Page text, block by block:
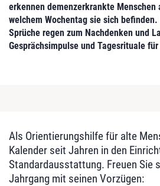
erkennen demenzerkrankte Menschen
welchem Wochentag sie sich
Sprüche regen zum Nachdenken und
Gesprächsimpulse und Tagesrituale
Als Orientierungshilfe für alte
Kalender seit Jahren in den
Standardausstattung. Freuen Sie
Jahrgang mit seinen Vorzügen: